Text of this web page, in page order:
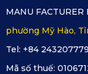
MANU FACTURER
phường Mỹ Hào,
Tel: +84
Mã số thuế: